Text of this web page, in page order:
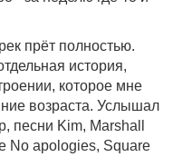
прёт полностью.
история,
которое мне
возраста. Услышал
песни Kim, Marshall
No apologies, Square